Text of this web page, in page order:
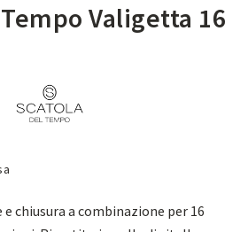
Valigetta 16
chiusura a combinazione per 16